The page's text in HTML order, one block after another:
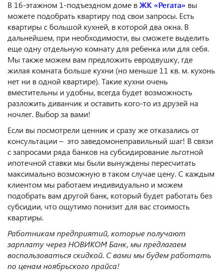
В 16-этажном 1-подъездном доме вЖК «Регата» вы
можете подобрать квартиру под свои запросы. Есть
квартиры с большой кухней, в которой два окна. В
дальнейшем, при необходимости, вы сможете выделить
еще одну отдельную комнату для ребенка или для себя.
Мы также можем вам предложить евродвушку, где
жилая комната больше кухни (но меньше 11 кв. м. кухонь
нет ни в одной квартире). Такие кухни очень
вместительны и удобны, всегда будет возможность
разложить диванчик и оставить кого-то из друзей на
ночлег. Выбор за вами!
Если вы посмотрели ценник и сразу же отказались от
консультации – это заведомонеправильный шаг! В связи
с запросами ряда банков на субсидирование льготной
ипотечной ставки мы были вынуждены пересчитать
максимально возможную в таком случае цену. С каждым
клиентом мы работаем индивидуально и можем
подобрать вам другой банк, который будет работать без
субсидии, что ощутимо понизит для вас стоимость
квартиры.
Работникам предприятий, которые получают
зарплату через НОВИКОМ Банк, мы предлагаем
воспользоваться скидкой. С вами мы будем работать
по ценам ноябрьского прайса!